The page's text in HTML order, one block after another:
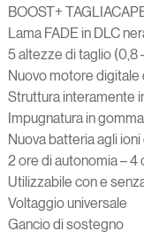
BOOST+
Lama FADE in DLC
5 altezze di taglio (0,8
Nuovo motore
Struttura interamente
Impugnatura in
Nuova batteria agli
2 ore di autonomia – 4
Utilizzabile con e
Voltaggio universale
Gancio di sostegno